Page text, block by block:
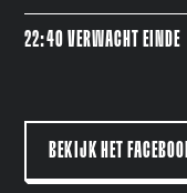
22:40 VERWACHT EINDE
BEKIJK HET